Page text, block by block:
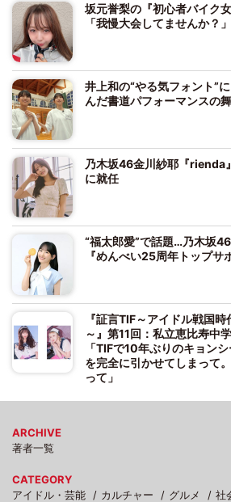
坂元誉梨の『初心者バイク
「我慢大会してませんか？」
井上和の“やる気フォント”
んだ書道パフォーマンスの
乃木坂46金川紗耶『rienda
に就任
“福太郎愛”で話題…乃木坂
『めんべい25周年トップサ
『証言TIF～アイドル戦国
～』第11回：私立恵比寿中
「TIFで10年ぶりのキョン
を完全に引かせてしまって
って」
ARCHIVE
著者一覧
CATEGORY
アイドル・芸能
カルチャー グルメ 社